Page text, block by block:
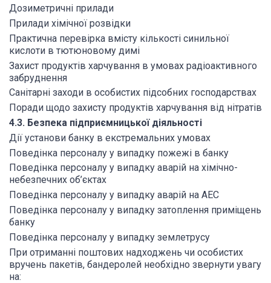
Дозиметричні прилади
Прилади хімічної розвідки
Практична перевірка вмісту кількості синильної
кислоти в тютюновому димі
Захист продуктів харчування в умовах радіоактивного
забруднення
Санітарні заходи в особистих підсобних господарствах
Поради щодо захисту продуктів харчування від нітратів
4.3. Безпека підприємницької діяльності
Дії установи банку в екстремальних умовах
Поведінка персоналу у випадку пожежі в банку
Поведінка персоналу у випадку аварій на хімічно-
небезпечних об’єктах
Поведінка персоналу у випадку аварій на АЕС
Поведінка персоналу у випадку затоплення приміщень
банку
Поведінка персоналу у випадку землетрусу
При отриманні поштових надходжень чи особистих
вручень пакетів, бандеролей необхідно звернути увагу
на: